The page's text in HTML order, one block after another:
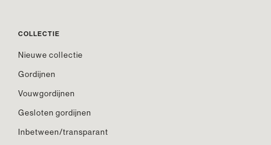
COLLECTIE
Nieuwe collectie
Gordijnen
Vouwgordijnen
Gesloten gordijnen
Inbetween/transparant